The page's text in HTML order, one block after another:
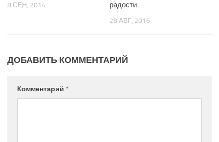
8 СЕН, 2014
радости
28 АВГ, 2016
ДОБАВИТЬ КОММЕНТАРИЙ
Комментарий *